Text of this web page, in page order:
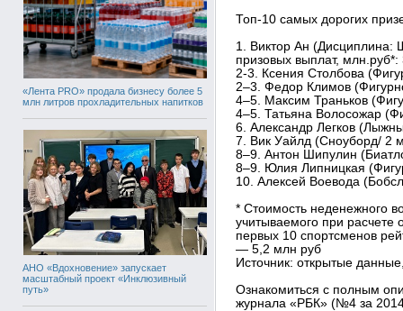
«Лента PRO» продала бизнесу более 5
млн литров прохладительных напитков
АНО «Вдохновение» запускает
масштабный проект «Инклюзивный
путь»
Топ-10 самых дорогих
1. Виктор Ан
призовых выплат, млн.руб*:
2-3. Ксения Столбова
2–3. Федор Климов
4–5. Максим Траньков
4–5. Татьяна Волосожар
6. Александр Легков
7. Вик Уайлд (Сноуборд/ 2
8–9. Антон Шипулин
8–9. Юлия Липницкая
10. Алексей Воевода
* Стоимость неденежного
учитываемого при
первых 10 спортсменов
— 5,2 млн руб
Источник: открытые
Ознакомиться с полным
журнала «РБК» (№4 за